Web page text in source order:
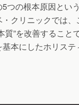
つの根本原因とい
クリニックでは
質”を改善すること
本にしたホリステ